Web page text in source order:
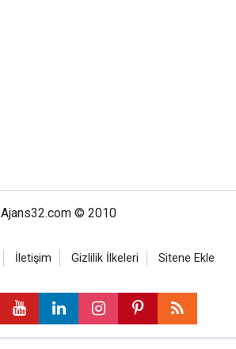
Ajans32.com © 2010
İletişim Gizlilik İlkeleri Sitene Ekle